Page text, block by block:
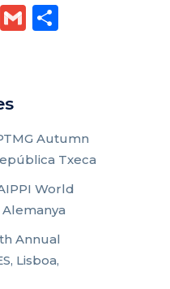
WhatsApp
Gmail
Autumn
Txeca
World
Annual
Lisboa,